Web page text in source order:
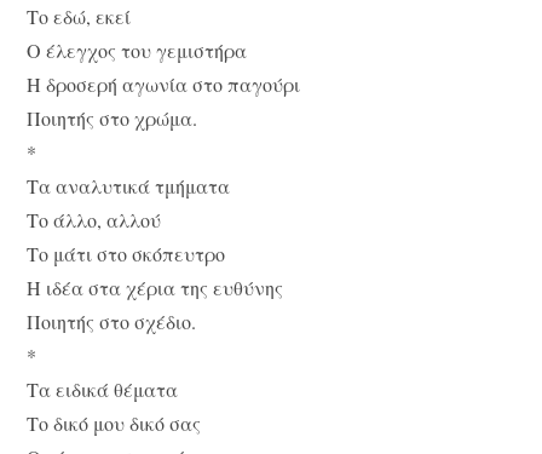
Το εδώ, εκεί
Ο έλεγχος του γεμιστήρα
Η δροσερή αγωνία στο παγούρι
Ποιητής στο χρώμα.
*
Τα αναλυτικά τμήματα
Το άλλο, αλλού
Το μάτι στο σκόπευτρο
Η ιδέα στα χέρια της ευθύνης
Ποιητής στο σχέδιο.
*
Τα ειδικά θέματα
Το δικό μου δικό σας